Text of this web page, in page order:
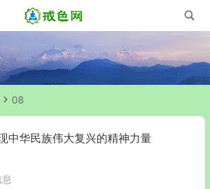
08
中华民族伟大复兴的精神力量